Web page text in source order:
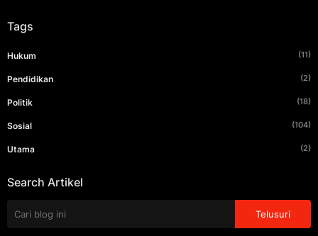
Tags
Hukum (11)
Pendidikan (2)
Politik (18)
Sosial (104)
Utama (2)
Search Artikel